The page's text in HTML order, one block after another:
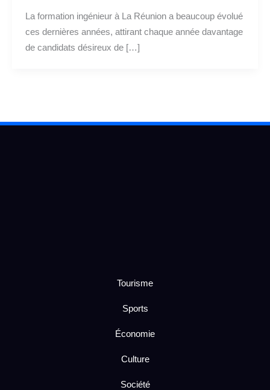
La formation ingénieur à La Réunion a beaucoup évolué
ces dernières années, attirant chaque année davantage
de candidats désireux de […]
Tourisme
Sports
Économie
Culture
Société